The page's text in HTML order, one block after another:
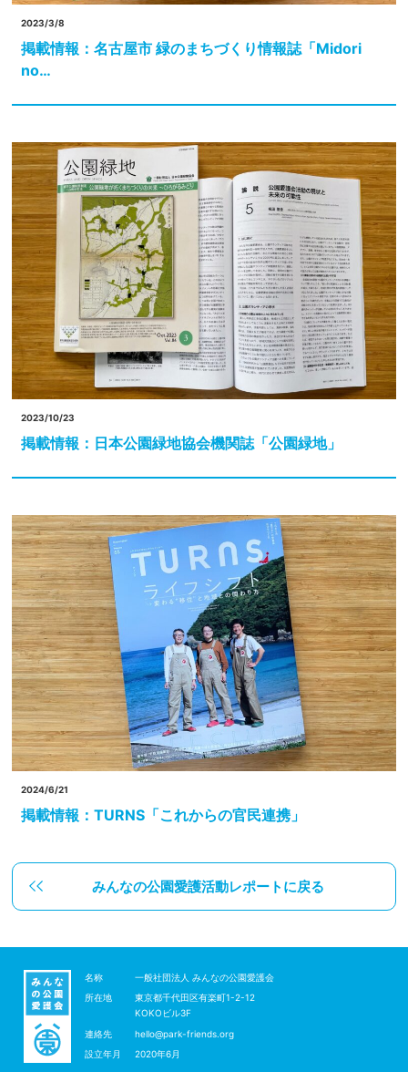
2023/3/8
掲載情報：名古屋市 緑のまちづくり情報誌「Midori
no…
2023/10/23
掲載情報：日本公園緑地協会機関誌「公園緑地」
2024/6/21
掲載情報：TURNS「これからの官民連携」
みんなの公園愛護活動レポートに戻る
名称
一般社団法人 みんなの公園愛護会
所在地
東京都千代田区有楽町1-2-12
KOKOビル3F
連絡先
hello@park-friends.org
設立年月
2020年6月